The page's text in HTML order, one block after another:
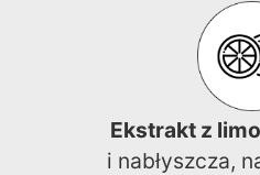
Ekstrakt z
i nabłyszcza,